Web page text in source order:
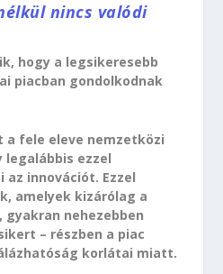
nincs valódi
hogy a legsikeresebb
piacban gondolkodnak
fele eleve nemzetközi
ezzel
az innovációt. Ezzel
amelyek kizárólag a
nehezebben
– részben a piac
korlátai miatt.